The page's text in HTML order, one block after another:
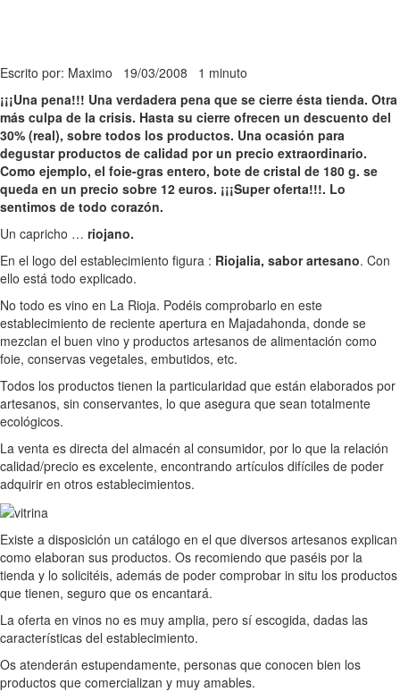
Escrito por: Maximo 19/03/2008 1 minuto
¡¡¡Una pena!!! Una verdadera pena que se cierre ésta tienda. Otra
más culpa de la crisis. Hasta su cierre ofrecen un descuento del
30% (real), sobre todos los productos. Una ocasión para
degustar productos de calidad por un precio extraordinario.
Como ejemplo, el foie-gras entero, bote de cristal de 180 g. se
queda en un precio sobre 12 euros. ¡¡¡Super oferta!!!. Lo
sentimos de todo corazón.
Un capricho … riojano.
En el logo del establecimiento figura : Riojalia, sabor artesano. Con
ello está todo explicado.
No todo es vino en La Rioja. Podéis comprobarlo en este
establecimiento de reciente apertura en Majadahonda, donde se
mezclan el buen vino y productos artesanos de alimentación como
foie, conservas vegetales, embutidos, etc.
Todos los productos tienen la particularidad que están elaborados por
artesanos, sin conservantes, lo que asegura que sean totalmente
ecológicos.
La venta es directa del almacén al consumidor, por lo que la relación
calidad/precio es excelente, encontrando artículos difíciles de poder
adquirir en otros establecimientos.
Existe a disposición un catálogo en el que diversos artesanos explican
como elaboran sus productos. Os recomiendo que paséis por la
tienda y lo solicitéis, además de poder comprobar in situ los productos
que tienen, seguro que os encantará.
La oferta en vinos no es muy amplia, pero sí escogida, dadas las
características del establecimiento.
Os atenderán estupendamente, personas que conocen bien los
productos que comercializan y muy amables.